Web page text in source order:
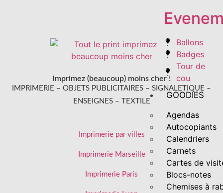
Ballons
Badges
Tour de
cou
GOODIES
Agendas
Autocopiants
Calendriers
Carnets
Cartes de
Blocs-notes
Chemises à
Imprimez (beaucoup) moins cher !
IMPRIMERIE – OBJETS PUBLICITAIRES – SIGNALETIQUE –
ENSEIGNES – TEXTILE
Imprimerie par villes
Imprimerie Marseille
Imprimerie Paris